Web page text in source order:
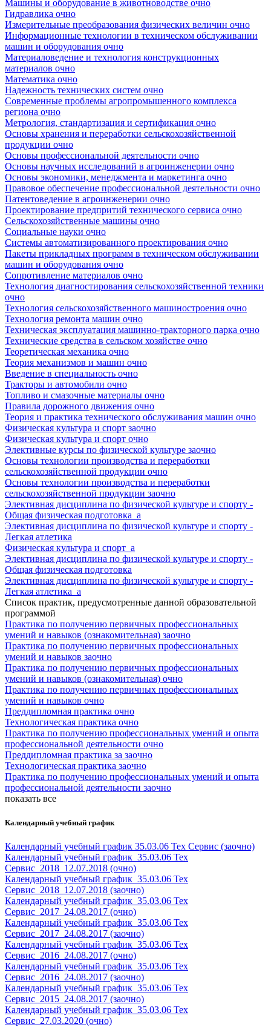
Машины и оборудование в животноводстве очно
Гидравлика очно
Измерительные преобразования физических величин очно
Информационные технологии в техническом обслуживании
машин и оборудования очно
Материаловедение и технология конструкционных
материалов очно
Математика очно
Надежность технических систем очно
Современные проблемы агропромышенного комплекса
региона очно
Метрология, стандартизация и сертификация очно
Основы хранения и переработки сельскохозяйственной
продукции очно
Основы профессиональной деятельности очно
Основы научных исследований в агроинженерии очно
Основы экономики, менеджмента и маркетинга очно
Правовое обеспечение профессиональной деятельности очно
Патентоведение в агроинженерии очно
Проектирование предпритий технического сервиса очно
Сельскохозяйственные машины очно
Социальные науки очно
Системы автоматизированного проектирования очно
Пакеты прикладных программ в техническом обслуживании
машин и оборудования очно
Сопротивление материалов очно
Технология диагностирования сельскохозяйственной техники
очно
Технология сельскохозяйственного машиностроения очно
Технология ремонта машин очно
Техническая эксплуатация машинно-тракторного парка очно
Технические средства в сельском хозяйстве очно
Теоретическая механика очно
Теория механизмов и машин очно
Введение в специальность очно
Тракторы и автомобили очно
Топливо и смазочные материалы очно
Правила дорожного движения очно
Теория и практика технического обслуживания машин очно
Физическая культура и спорт заочно
Физическая культура и спорт очно
Элективные курсы по физической культуре заочно
Основы технологии производства и переработки
сельскохозяйственной продукции очно
Основы технологии производства и переработки
сельскохозяйственной продукции заочно
Элективная дисциплина по физической культуре и спорту -
Общая физическая подготовка_а
Элективная дисциплина по физической культуре и спорту -
Легкая атлетика
Физическая культура и спорт_а
Элективная дисциплина по физической культуре и спорту -
Общая физическая подготовка
Элективная дисциплина по физической культуре и спорту -
Легкая атлетика_а
Список практик, предусмотренные данной образовательной
программой
Практика по получению первичных профессиональных
умений и навыков (ознакомительная) заочно
Практика по получению первичных профессиональных
умений и навыков заочно
Практика по получению первичных профессиональных
умений и навыков (ознакомительная) очно
Практика по получению первичных профессиональных
умений и навыков очно
Преддипломная практика очно
Технологическая практика очно
Практика по получению профессиональных умений и опыта
профессиональной деятельности очно
Преддипломная практика за заочно
Технологическая практика заочно
Практика по получению профессиональных умений и опыта
профессиональной деятельности заочно
показать все
Календарный учебный график
Календарный учебный график 35.03.06 Тех Сервис (заочно)
Календарный учебный график_35.03.06 Тех
Сервис_2018_12.07.2018 (очно)
Календарный учебный график_35.03.06 Тех
Сервис_2018_12.07.2018 (заочно)
Календарный учебный график_35.03.06 Тех
Сервис_2017_24.08.2017 (очно)
Календарный учебный график_35.03.06 Тех
Сервис_2017_24.08.2017 (заочно)
Календарный учебный график_35.03.06 Тех
Сервис_2016_24.08.2017 (очно)
Календарный учебный график_35.03.06 Тех
Сервис_2016_24.08.2017 (заочно)
Календарный учебный график_35.03.06 Тех
Сервис_2015_24.08.2017 (заочно)
Календарный учебный график_35.03.06 Тех
Сервис_27.03.2020 (очно)